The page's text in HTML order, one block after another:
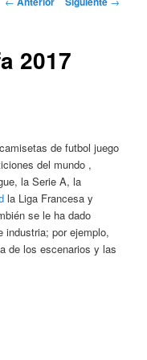
2017
de futbol juego
del mundo ,
la Serie A, la
la Liga Francesa y
se le ha dado
industria; por ejemplo,
de los escenarios y las